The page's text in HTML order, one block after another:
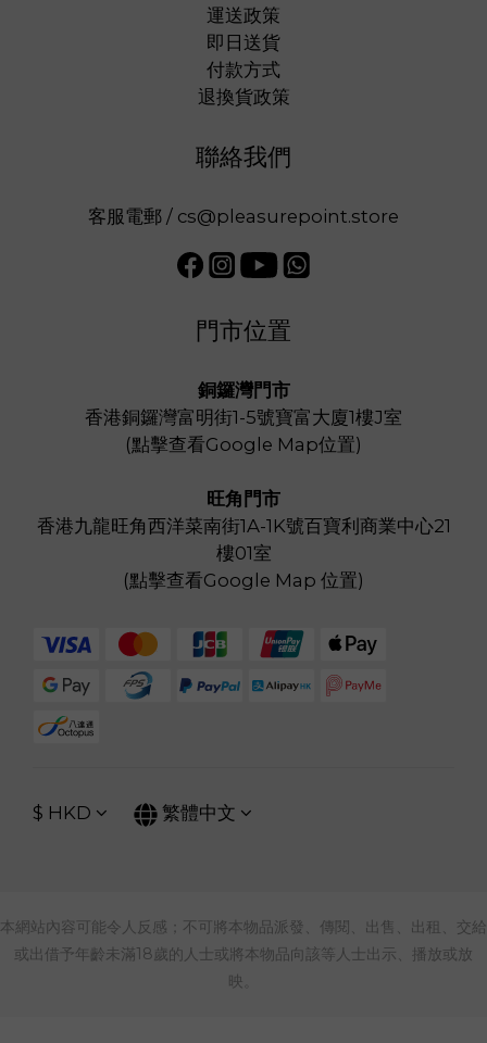
運送政策
即日送貨
付款方式
退換貨政策
聯絡我們
客服電郵 / cs@pleasurepoint.store
門市位置
銅鑼灣門市
香港銅鑼灣富明街1-5號寶富大廈1樓J室
(點擊查看Google Map位置)
旺角門市
香港九龍旺角西洋菜南街1A-1K號百寶利商業中心21
樓01室
(點擊查看Google Map 位置)
$ HKD 繁體中文
本網站內容可能令人反感；不可將本物品派發、傳閱、出售、出租、交給
或出借予年齡未滿18歲的人士或將本物品向該等人士出示、播放或放
映。